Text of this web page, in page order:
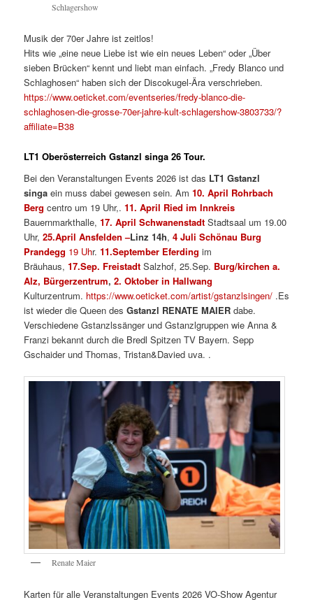
Schlagershow
Musik der 70er Jahre ist zeitlos!
Hits wie „eine neue Liebe ist wie ein neues Leben“ oder „Über
sieben Brücken“ kennt und liebt man einfach. „Fredy Blanco und
Schlaghosen“ haben sich der Discokugel-Ära verschrieben.
https://www.oeticket.com/eventseries/fredy-blanco-die-
schlaghosen-die-grosse-70er-jahre-kult-schlagershow-3803733/?
affiliate=B38
LT1 Oberösterreich Gstanzl singa 26 Tour.
Bei den Veranstaltungen Events 2026 ist das LT1 Gstanzl
singa ein muss dabei gewesen sein. Am 10. April Rohrbach
Berg centro um 19 Uhr,.11. April Ried im Innkreis
Bauernmarkthalle,17. April Schwanenstadt Stadtsaal um 19.00
Uhr,25.April Ansfelden –Linz 14h,4 Juli Schönau Burg
Prandegg 19 Uhr.11.September Eferdingim
Bräuhaus,17.Sep. Freistadt Salzhof, 25.Sep. Burg/kirchen a.
Alz, Bürgerzentrum, 2. Oktober in Hallwang
Kulturzentrum. https://www.oeticket.com/artist/gstanzlsingen/ .Es
ist wieder die Queen desGstanzl RENATE MAIER dabe.
Verschiedene Gstanzlssänger und Gstanzlgruppen wie Anna &
Franzi bekannt durch die Bredl Spitzen TV Bayern. Sepp
Gschaider und Thomas, Tristan&Davied uva. .
Renate Maier
Karten für alle Veranstaltungen Events 2026 VO-Show Agentur